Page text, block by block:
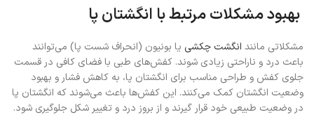
بهبود مشکلات مرتبط با انگشتان پا
مشکلاتی مانند انگشت چکشی یا بونیون (انحراف شست پا) می‌توانند
باعث درد و ناراحتی زیادی شوند. کفش‌های طبی با فضای کافی در قسمت
جلوی کفش و طراحی مناسب برای انگشتان پا، به کاهش فشار و بهبود
وضعیت انگشتان کمک می‌کنند. این کفش‌ها باعث می‌شوند که انگشتان پا
در وضعیت طبیعی خود قرار گیرند و از بروز درد و تغییر شکل جلوگیری شود.